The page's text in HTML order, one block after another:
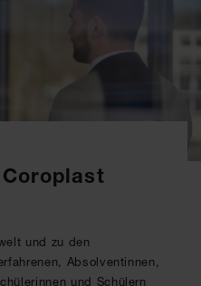
und zu den
Absolventinnen,
und Schülern